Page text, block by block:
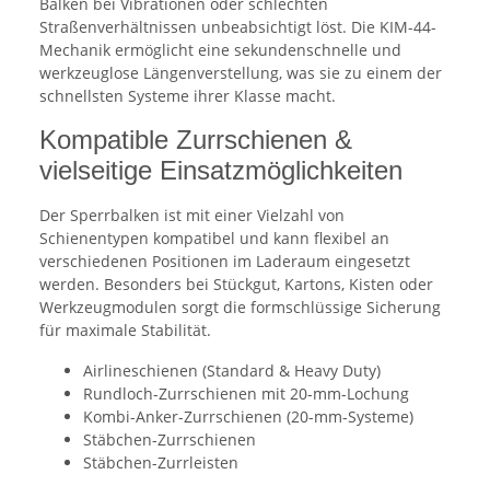
Straßenverhältnissen unbeabsichtigt löst. Die KIM-44-
Mechanik ermöglicht eine sekundenschnelle und
werkzeuglose Längenverstellung, was sie zu einem der
schnellsten Systeme ihrer Klasse macht.
Kompatible Zurrschienen &
vielseitige Einsatzmöglichkeiten
Der Sperrbalken ist mit einer Vielzahl von
Schienentypen kompatibel und kann flexibel an
verschiedenen Positionen im Laderaum eingesetzt
werden. Besonders bei Stückgut, Kartons, Kisten oder
Werkzeugmodulen sorgt die formschlüssige Sicherung
für maximale Stabilität.
Airlineschienen (Standard & Heavy Duty)
Rundloch-Zurrschienen mit 20-mm-Lochung
Kombi-Anker-Zurrschienen (20-mm-Systeme)
Stäbchen-Zurrschienen
Stäbchen-Zurrleisten